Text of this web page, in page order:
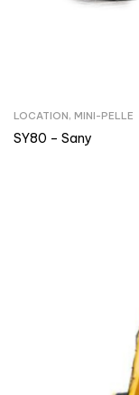
LOCATION, MINI-PELLE
SY80 – Sany